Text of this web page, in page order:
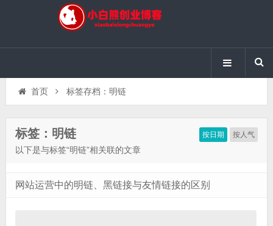
首页 标签存档：明链
按日期 按人气
标签：明链
以下是与标签“明链”相关联的文章
网站运营中的明链、黑链接与友情链接的区别